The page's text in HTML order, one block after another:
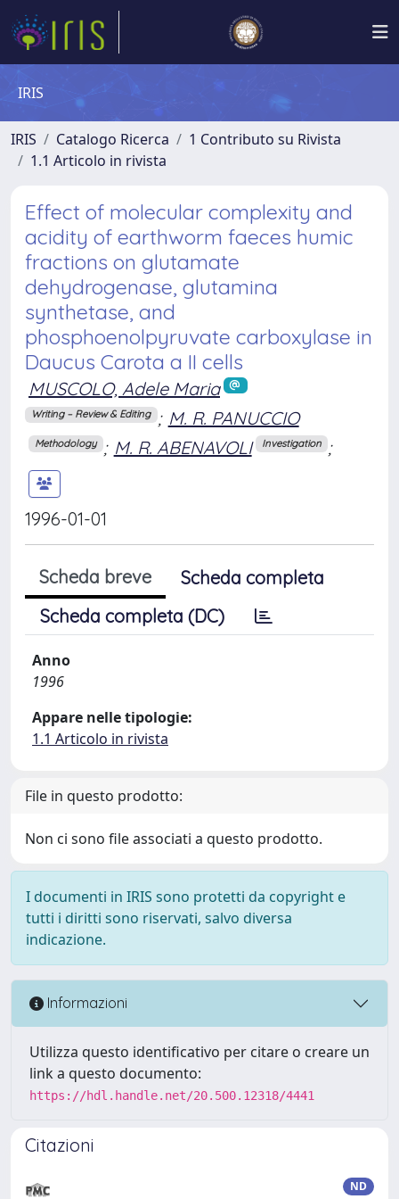
IRIS
IRIS Catalogo Ricerca
1 Contributo su Rivista
1.1 Articolo in rivista
Effect of molecular complexity and
acidity of earthworm faeces humic
fractions on glutamate
dehydrogenase, glutamina
synthetase, and
phosphoenolpyruvate carboxylase in
Daucus Carota a II cells
MUSCOLO, Adele Maria
Writing – Review & Editing ; M. R. PANUCCIO
Methodology ; M. R. ABENAVOLI Investigation ;
1996-01-01
Scheda breve
Scheda completa
Scheda completa (DC)
Anno
1996
Appare nelle tipologie:
1.1 Articolo in rivista
File in questo prodotto:
Non ci sono file associati a questo prodotto.
I documenti in IRIS sono protetti da copyright e
tutti i diritti sono riservati, salvo diversa
indicazione.
Informazioni
Utilizza questo identificativo per citare o creare un
link a questo documento:
https://hdl.handle.net/20.500.12318/4441
Citazioni
ND